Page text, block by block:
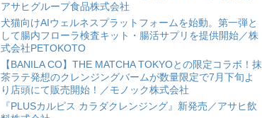
アサヒグループ食品株式会社
犬猫向けAIウェルネスプラットフォームを始動。第一弾と
して腸内フローラ検査キット・腸活サプリを提供開始／株
式会社PETOKOTO
【BANILA CO】THE MATCHA TOKYOとの限定コラボ！抹
茶ラテ発想のクレンジングバームが数量限定で7月下旬よ
り店頭にて販売開始！／モノック株式会社
『PLUSカルピス カラダクレンジング』新発売／アサヒ飲